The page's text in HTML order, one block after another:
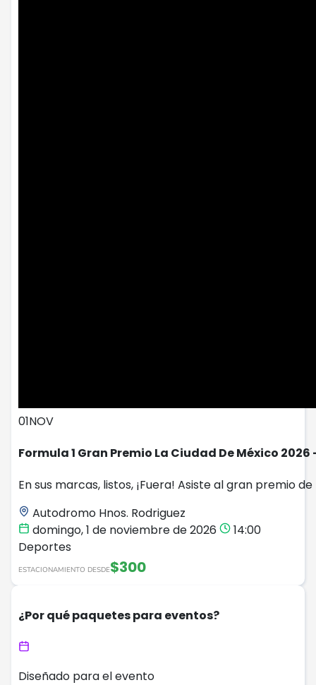
01NOV
Formula 1 Gran Premio La Ciudad De México 2026
En sus marcas, listos, ¡Fuera! Asiste al gran premio
Autodromo Hnos. Rodriguez
domingo, 1 de noviembre de 2026
14:00
Deportes
ESTACIONAMIENTO DESDE$300
¿Por qué paquetes para eventos?
Diseñado para el evento